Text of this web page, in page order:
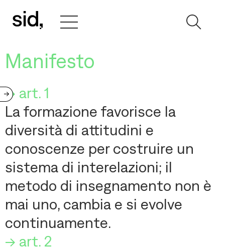
Manifesto
-> art. 1
La formazione favorisce la
diversità di attitudini e
conoscenze per costruire un
sistema di interelazioni; il
metodo di insegnamento non è
mai uno, cambia e si evolve
continuamente.
-> art. 2
->